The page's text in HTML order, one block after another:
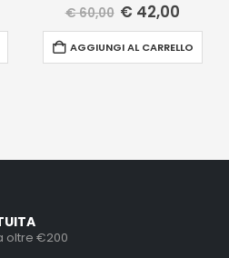
€60,00 € 42,00
AGGIUNGI AL CARRELLO
oltre €200